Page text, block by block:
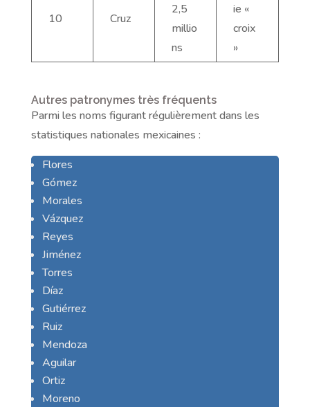
10 Cruz
2,5
millio
ns
ie «
croix
»
Autres patronymes très fréquents
Parmi les noms figurant régulièrement dans les
statistiques nationales mexicaines :
Flores
Gómez
Morales
Vázquez
Reyes
Jiménez
Torres
Díaz
Gutiérrez
Ruiz
Mendoza
Aguilar
Ortiz
Moreno